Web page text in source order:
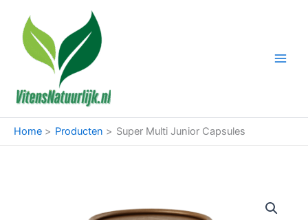
inhoud
Home Producten Super Multi Junior Capsules